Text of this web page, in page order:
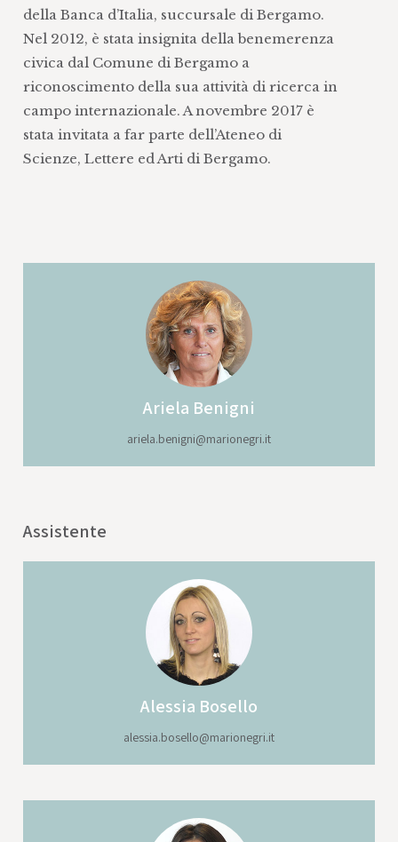
della Banca d’Italia, succursale di Bergamo.
Nel 2012, è stata insignita della benemerenza
civica dal Comune di Bergamo a
riconoscimento della sua attività di ricerca in
campo internazionale. A novembre 2017 è
stata invitata a far parte dell’Ateneo di
Scienze, Lettere ed Arti di Bergamo.
Ariela Benigni
ariela.benigni@marionegri.it
Assistente
Alessia Bosello
alessia.bosello@marionegri.it